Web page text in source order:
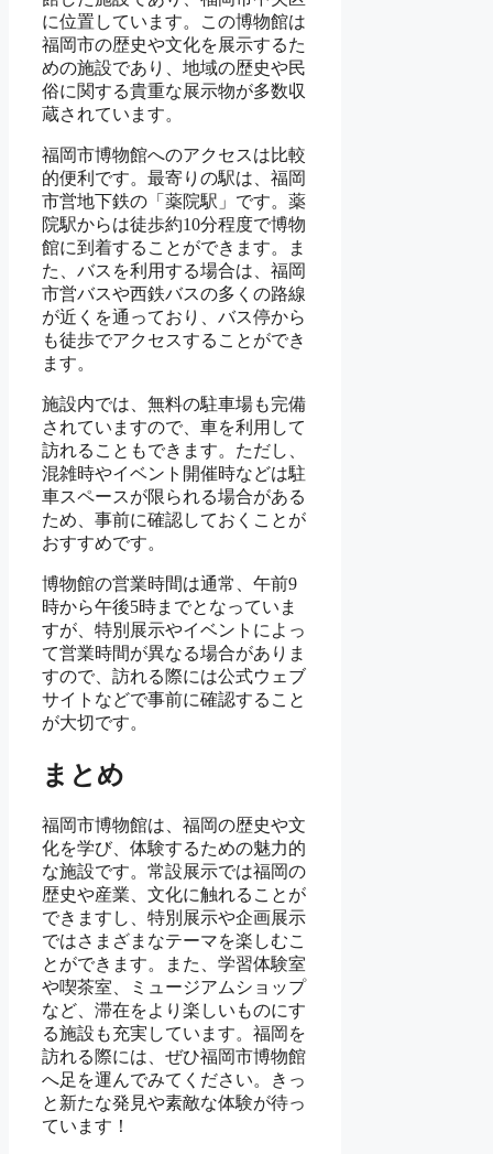
に位置しています。この博物館は
福岡市の歴史や文化を展示するた
めの施設であり、地域の歴史や民
俗に関する貴重な展示物が多数収
蔵されています。
福岡市博物館へのアクセスは比較
的便利です。最寄りの駅は、福岡
市営地下鉄の「薬院駅」です。薬
院駅からは徒歩約10分程度で博物
館に到着することができます。ま
た、バスを利用する場合は、福岡
市営バスや西鉄バスの多くの路線
が近くを通っており、バス停から
も徒歩でアクセスすることができ
ます。
施設内では、無料の駐車場も完備
されていますので、車を利用して
訪れることもできます。ただし、
混雑時やイベント開催時などは駐
車スペースが限られる場合がある
ため、事前に確認しておくことが
おすすめです。
博物館の営業時間は通常、午前9
時から午後5時までとなっていま
すが、特別展示やイベントによっ
て営業時間が異なる場合がありま
すので、訪れる際には公式ウェブ
サイトなどで事前に確認すること
が大切です。
まとめ
福岡市博物館は、福岡の歴史や文
化を学び、体験するための魅力的
な施設です。常設展示では福岡の
歴史や産業、文化に触れることが
できますし、特別展示や企画展示
ではさまざまなテーマを楽しむこ
とができます。また、学習体験室
や喫茶室、ミュージアムショップ
など、滞在をより楽しいものにす
る施設も充実しています。福岡を
訪れる際には、ぜひ福岡市博物館
へ足を運んでみてください。きっ
と新たな発見や素敵な体験が待っ
ています！